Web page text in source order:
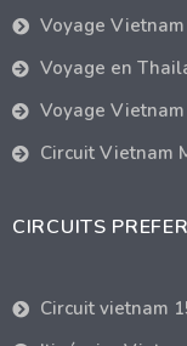
Voyage
Voyage en
Voyage
Circuit Vietnam
CIRCUITS
Circuit vietnam